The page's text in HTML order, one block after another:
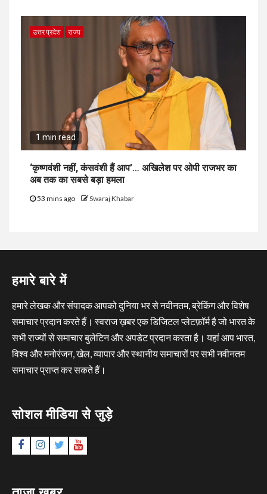
उत्तर प्रदेश राज्य
1 min read
‘कृष्णवंशी नहीं, कंसवंशी हैं आप’… अखिलेश पर ओपी राजभर का
अब तक का सबसे बड़ा हमला
53 mins ago Swaraj Khabar
हमारे बारे में
हमारे लेखक और संपादक आपको दुनिया भर से नवीनतम, ब्रेकिंग और विशेष
समाचार प्रदान करते हैं। स्वराज ख़बर एक डिजिटल प्लेटफ़ॉर्म है जो भारत के
सभी राज्यों से समाचार बुलेटिन और अपडेट प्रदान करता है। यहां आप भारत,
विश्व और मनोरंजन, खेल, व्यापार और स्थानीय समाचारों पर सभी नवीनतम
समाचार प्राप्त कर सकते हैं।
सोशल मीडिया से जुड़े
FacebookInstagram
TwitterYouTube